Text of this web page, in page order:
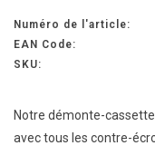
Numéro de l'article:
EAN Code:
SKU:
Notre démonte-
avec tous les contre-